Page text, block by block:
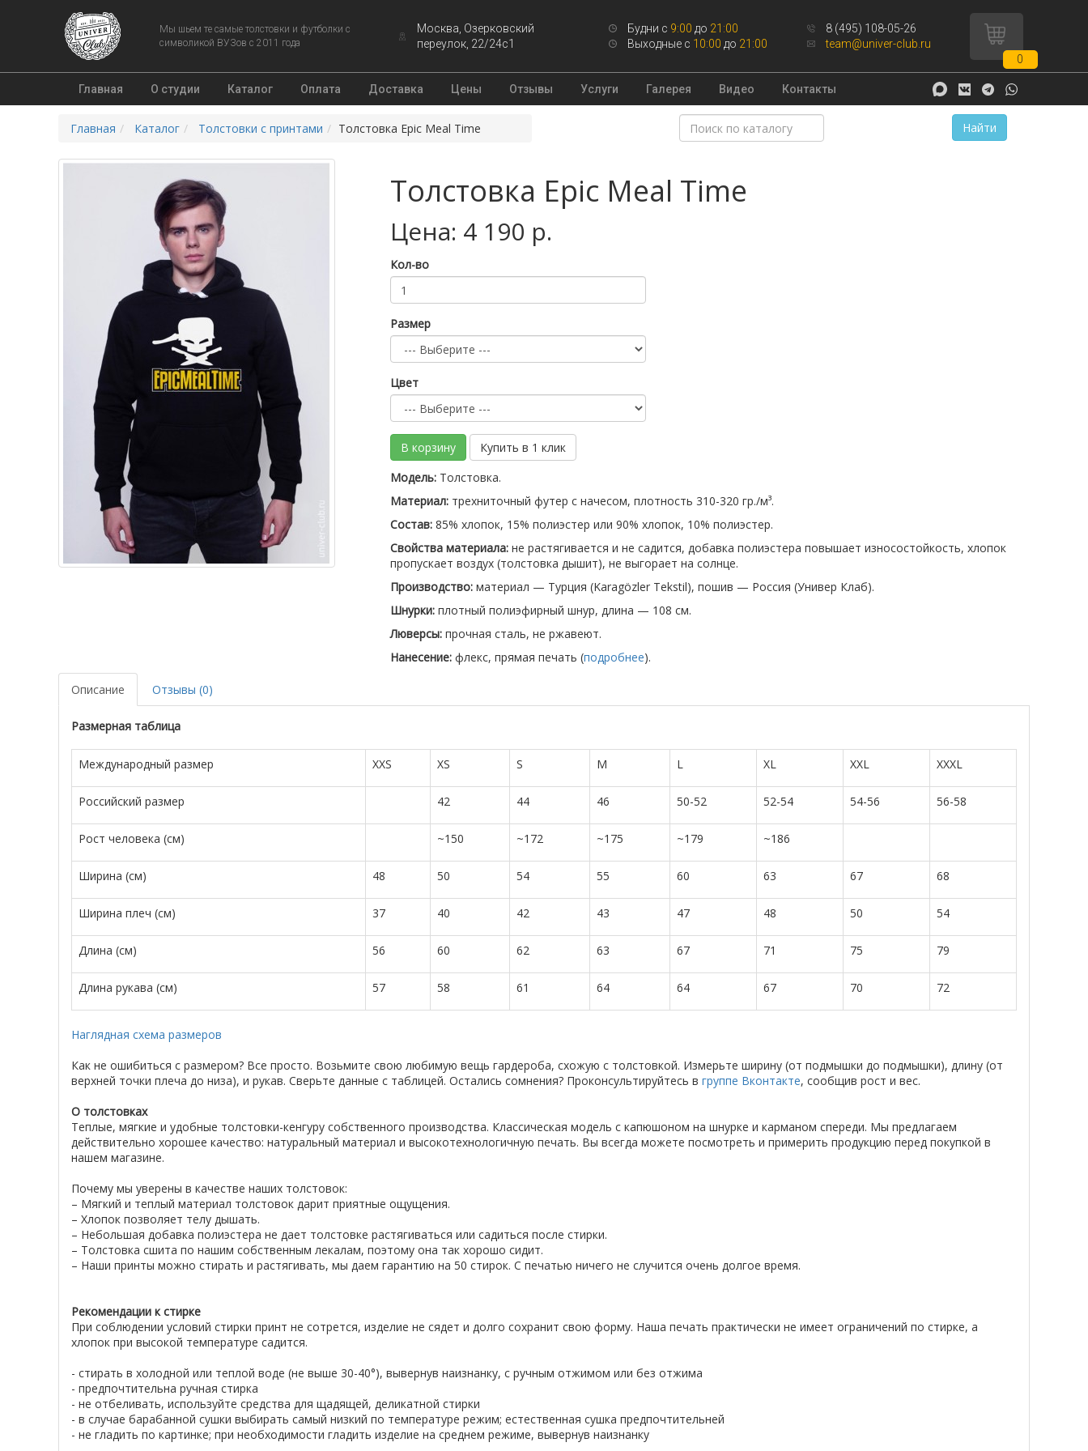
Мы шьем те самые толстовки и футболки с
символикой ВУЗов с 2011 года
Москва, Озерковский
переулок, 22/24с1
Будни с 9:00 до 21:00
Выходные с 10:00 до 21:00
8 (495) 108-05-26
team@univer-club.ru
0
Главная О студии Каталог Оплата Доставка Цены Отзывы Услуги Галерея Видео Контакты
Главная Каталог Толстовки с принтами Толстовка Epic Meal Time Найти
Толстовка Epic Meal Time
Цена: 4 190 р.
Кол-во
Размер
Цвет
В корзину
Купить в 1 клик
Модель:Толстовка.
Материал: трехниточный футер с начесом, плотность 310-320 гр./м³.
Состав:85% хлопок, 15% полиэстер или 90% хлопок, 10% полиэстер.
Свойства материала:не растягивается и не садится, добавка полиэстера повышает износостойкость, хлопок
пропускает воздух (толстовка дышит), не выгорает на солнце.
Производство: материал — Турция (Karagözler Tekstil), пошив — Россия (Универ Клаб).
Шнурки:плотный полиэфирный шнур, длина — 108 см.
Люверсы: прочная сталь, не ржавеют.
Нанесение: флекс, прямая печать (подробнее).
Описание Отзывы (0)
Размерная таблица
Международный размер XXS XS S M L XL XXL XXXL
Российский размер 42 44 46 50-52 52-54 54-56 56-58
Рост человека (см) ~150 ~172 ~175 ~179 ~186
Ширина (см) 48 50 54 55 60 63 67 68
Ширина плеч (см) 37 40 42 43 47 48 50 54
Длина (см) 56 60 62 63 67 71 75 79
Длина рукава (см) 57 58 61 64 64 67 70 72
Наглядная схема размеров
Как не ошибиться с размером? Все просто. Возьмите свою любимую вещь гардероба, схожую с толстовкой. Измерьте ширину (от подмышки до подмышки), длину (от
верхней точки плеча до низа), и рукав. Сверьте данные с таблицей. Остались сомнения? Проконсультируйтесь в группе Вконтакте, сообщив рост и вес.
О толстовках
Теплые, мягкие и удобные толстовки-кенгуру собственного производства. Классическая модель с капюшоном на шнурке и карманом спереди. Мы предлагаем
действительно хорошее качество: натуральный материал и высокотехнологичную печать. Вы всегда можете посмотреть и примерить продукцию перед покупкой в
нашем магазине.
Почему мы уверены в качестве наших толстовок:
– Мягкий и теплый материал толстовок дарит приятные ощущения.
– Хлопок позволяет телу дышать.
– Небольшая добавка полиэстера не дает толстовке растягиваться или садиться после стирки.
– Толстовка сшита по нашим собственным лекалам, поэтому она так хорошо сидит.
– Наши принты можно стирать и растягивать, мы даем гарантию на 50 стирок. С печатью ничего не случится очень долгое время.
Рекомендации к стирке
При соблюдении условий стирки принт не сотрется, изделие не сядет и долго сохранит свою форму. Наша печать практически не имеет ограничений по стирке, а
хлопок при высокой температуре садится.
- стирать в холодной или теплой воде (не выше 30-40°), вывернув наизнанку, с ручным отжимом или без отжима
- предпочтительна ручная стирка
- не отбеливать, используйте средства для щадящей, деликатной стирки
- в случае барабанной сушки выбирать самый низкий по температуре режим; естественная сушка предпочтительней
- не гладить по картинке; при необходимости гладить изделие на среднем режиме, вывернув наизнанку